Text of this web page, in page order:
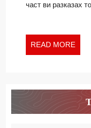
част ви разказах
READ MORE